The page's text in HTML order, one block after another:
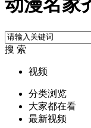
动漫名家
搜 索
视频
分类浏览
大家都在看
最新视频